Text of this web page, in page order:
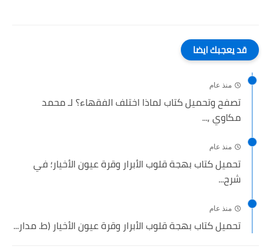
قد يعجبك ايضا
منذ عام
تصفح وتحميل كتاب لماذا اختلف الفقهاء؟ لـ محمد
مكاوي ,...
منذ عام
تحميل كتاب بهجة قلوب الأبرار وقرة عيون الأخيار؛ في
شرح...
منذ عام
تحميل كتاب بهجة قلوب الأبرار وقرة عيون الأخيار (ط. مدار...